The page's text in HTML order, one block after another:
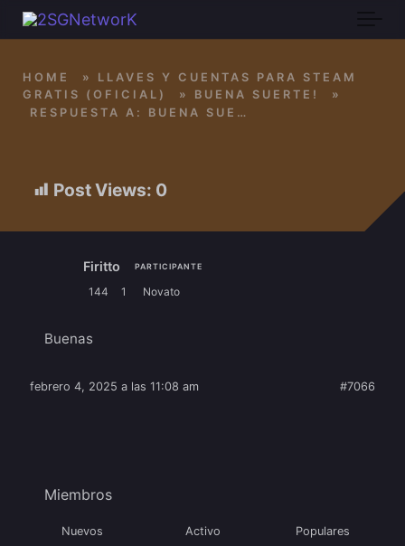
Skip to main content
Post Views: 0
HOME »
LLAVES Y CUENTAS PARA STEAM
GRATIS (OFICIAL)
» BUENA SUERTE!
»
RESPUESTA A: BUENA SUERTE!
Firitto PARTICIPANTE
144 1 Novato
Buenas
febrero 4, 2025 a las 11:08 am #7066
Miembros
Nuevos Activo Populares